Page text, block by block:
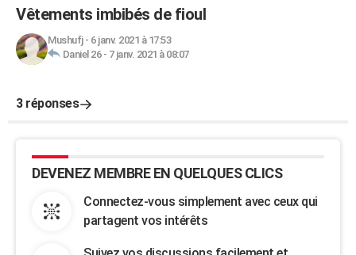
Vêtements imbibés de fioul
Mushufj- 6 janv. 2021 à 17:53
Daniel 26- 7 janv. 2021 à 08:07
3 réponses
DEVENEZ MEMBRE EN QUELQUES CLICS
Connectez-vous simplement avec ceux qui
partagent vos intérêts